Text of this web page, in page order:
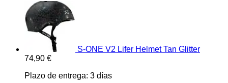
S-ONE V2 Lifer Helmet Tan Glitter
74,90 €
Plazo de entrega: 3 días